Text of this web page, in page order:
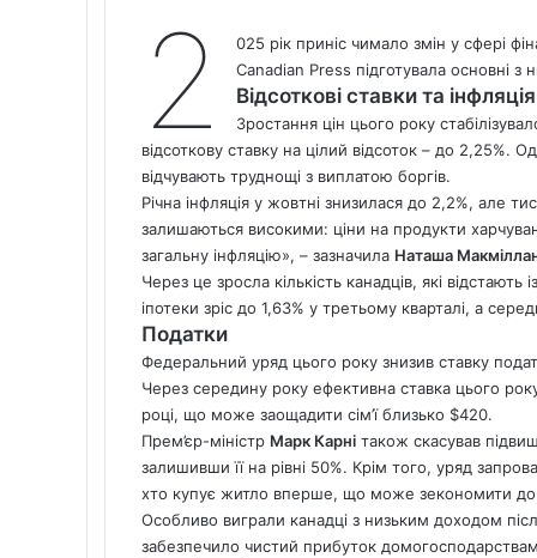
2
025 рік приніс чимало змін у сфері
Canadian Press підготувала основні з
Відсоткові ставки та інфляція
Зростання цін цього року
відсоткову ставку на цілий відсоток – до 2,25%.
відчувають труднощі з виплатою боргів.
Річна інфляція у жовтні знизилася до 2,2%, але
залишаються високими: ціни на продукти
загальну інфляцію», – зазначила Наташа
Через це зросла кількість канадців, які
іпотеки зріс до 1,63% у третьому кварталі, а
Податки
Федеральний уряд цього року знизив ставку
Через середину року ефективна ставка цього
році, що може заощадити сім’ї близько $420.
Прем’єр-міністр Марк Карні також скасував
залишивши її на рівні 50%. Крім того, уряд
хто купує житло вперше, що може зекономити
Особливо виграли канадці з низьким доходом
забезпечило чистий прибуток